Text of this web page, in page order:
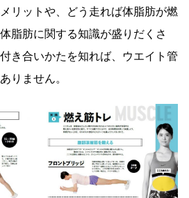
リットや、どう走れば体脂肪が燃
脂肪に関する知識が盛りだくさ
き合いかたを知れば、ウエイト管
りません。